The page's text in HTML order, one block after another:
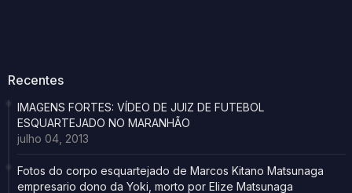
Recentes
IMAGENS FORTES: VÍDEO DE JUIZ DE FUTEBOL
ESQUARTEJADO NO MARANHÃO
julho 04, 2013
Fotos do corpo esquartejado de Marcos Kitano Matsunaga
empresario dono da Yoki, morto por Elize Matsunaga